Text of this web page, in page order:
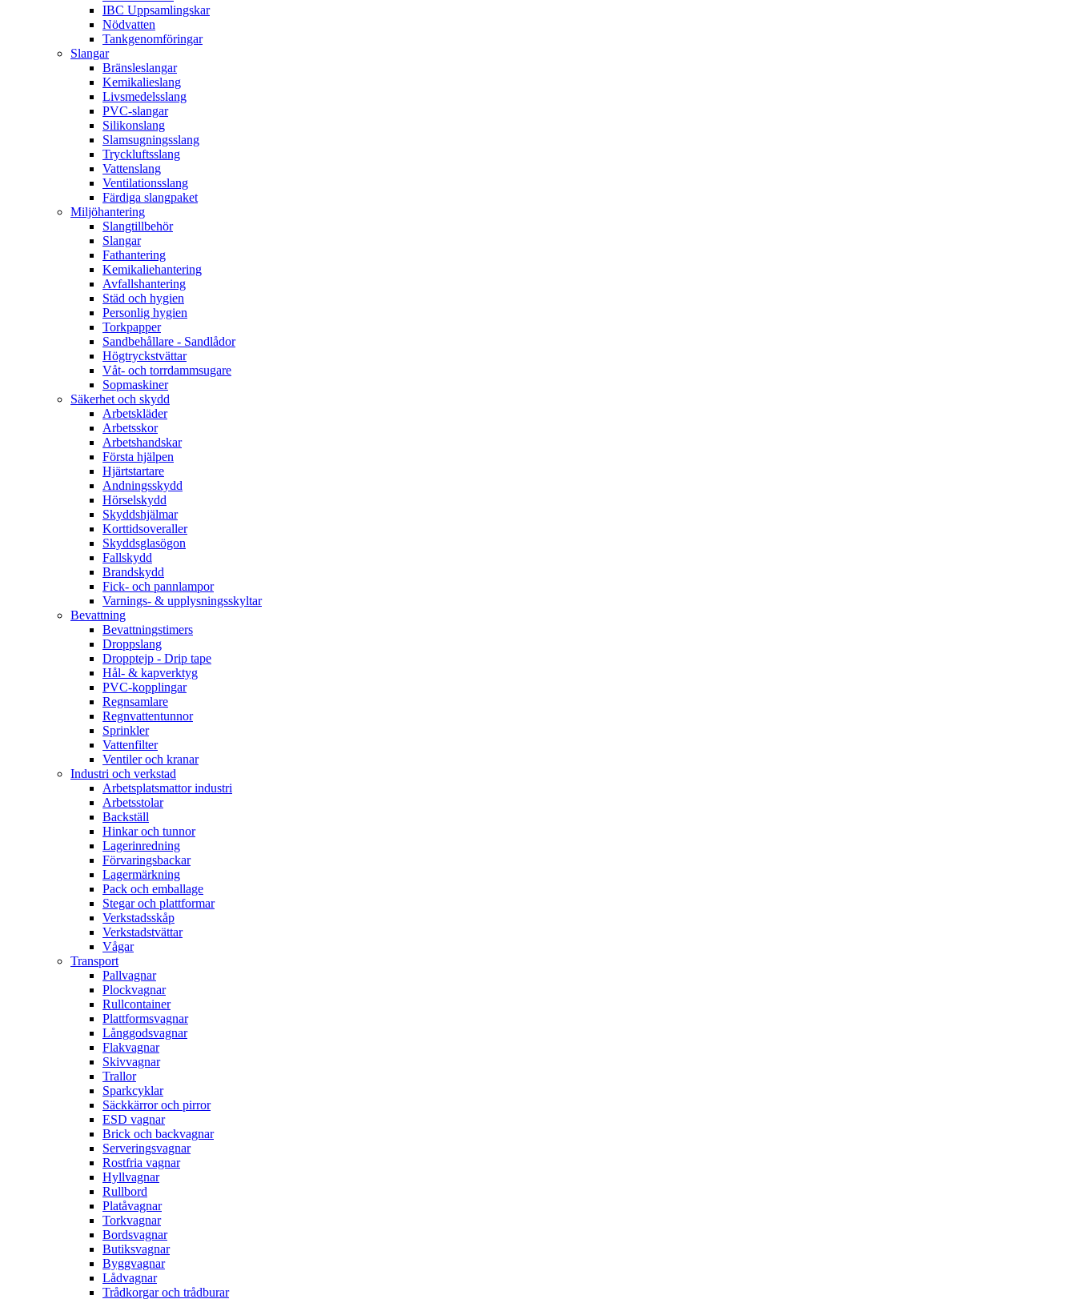
IBC Uppsamlingskar
Nödvatten
Tankgenomföringar
Slangar
Bränsleslangar
Kemikalieslang
Livsmedelsslang
PVC-slangar
Silikonslang
Slamsugningsslang
Tryckluftsslang
Vattenslang
Ventilationsslang
Färdiga slangpaket
Miljöhantering
Slangtillbehör
Slangar
Fathantering
Kemikaliehantering
Avfallshantering
Städ och hygien
Personlig hygien
Torkpapper
Sandbehållare - Sandlådor
Högtryckstvättar
Våt- och torrdammsugare
Sopmaskiner
Säkerhet och skydd
Arbetskläder
Arbetsskor
Arbetshandskar
Första hjälpen
Hjärtstartare
Andningsskydd
Hörselskydd
Skyddshjälmar
Korttidsoveraller
Skyddsglasögon
Fallskydd
Brandskydd
Fick- och pannlampor
Varnings- & upplysningsskyltar
Bevattning
Bevattningstimers
Droppslang
Dropptejp - Drip tape
Hål- & kapverktyg
PVC-kopplingar
Regnsamlare
Regnvattentunnor
Sprinkler
Vattenfilter
Ventiler och kranar
Industri och verkstad
Arbetsplatsmattor industri
Arbetsstolar
Backställ
Hinkar och tunnor
Lagerinredning
Förvaringsbackar
Lagermärkning
Pack och emballage
Stegar och plattformar
Verkstadsskåp
Verkstadstvättar
Vågar
Transport
Pallvagnar
Plockvagnar
Rullcontainer
Plattformsvagnar
Långgodsvagnar
Flakvagnar
Skivvagnar
Trallor
Sparkcyklar
Säckkärror och pirror
ESD vagnar
Brick och backvagnar
Serveringsvagnar
Rostfria vagnar
Hyllvagnar
Rullbord
Platåvagnar
Torkvagnar
Bordsvagnar
Butiksvagnar
Byggvagnar
Lådvagnar
Trådkorgar och trådburar